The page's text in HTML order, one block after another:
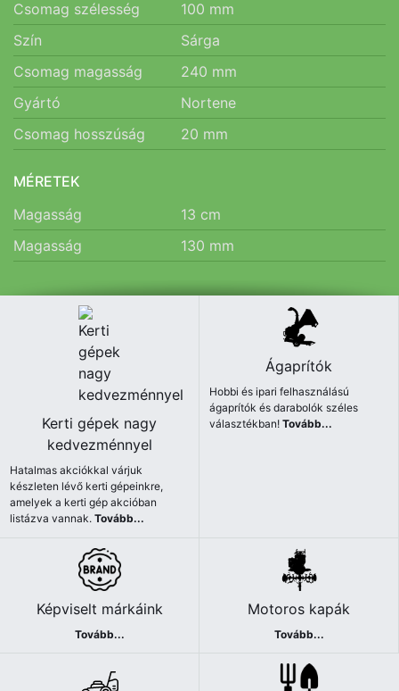
Csomag szélesség 100 mm
Szín
Sárga
Csomag magasság
240 mm
Gyártó
Nortene
Csomag hosszúság
20 mm
MÉRETEK
Magasság
13 cm
Magasság
130 mm
Kerti gépek nagy
kedvezménnyel
Hatalmas akciókkal várjuk
készleten lévő kerti gépeinkre,
amelyek a kerti gép akcióban
listázva vannak.Tovább...
Ágaprítók
Hobbi és ipari felhasználású
ágaprítók és darabolók széles
választékban!Tovább...
Képviselt márkáink
Tovább...
Motoros kapák
Tovább...